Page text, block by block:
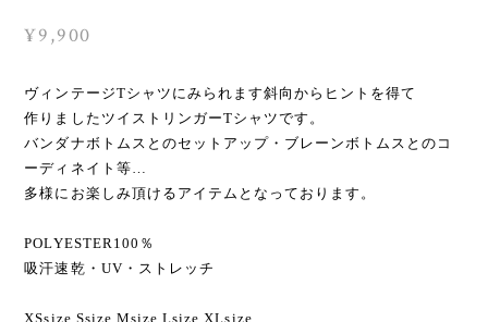
¥9,900
ヴィンテージTシャツにみられます斜向からヒントを得て
作りましたツイストリンガーTシャツです。
バンダナボトムスとのセットアップ・ブレーンボトムスとのコ
ーディネイト等…
多様にお楽しみ頂けるアイテムとなっております。
POLYESTER100％
吸汗速乾・UV・ストレッチ
XSsize Ssize Мsize Lsize XLsize